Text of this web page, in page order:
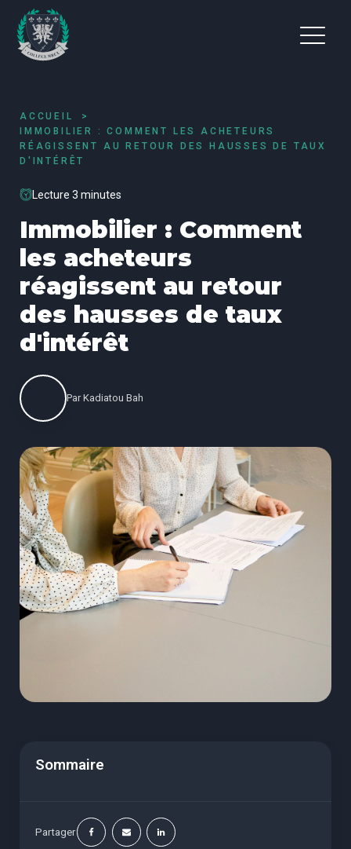
ACCUEIL
IMMOBILIER : COMMENT LES ACHETEURS
RÉAGISSENT AU RETOUR DES HAUSSES DE TAUX
D'INTÉRÊT
Lecture 3 minutes
Immobilier : Comment
les acheteurs
réagissent au retour
des hausses de taux
d'intérêt
Par Kadiatou Bah
Sommaire
Partager